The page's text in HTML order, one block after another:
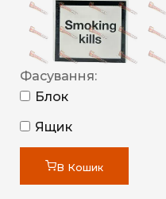
Фасування:
Блок
Ящик
В Кошик